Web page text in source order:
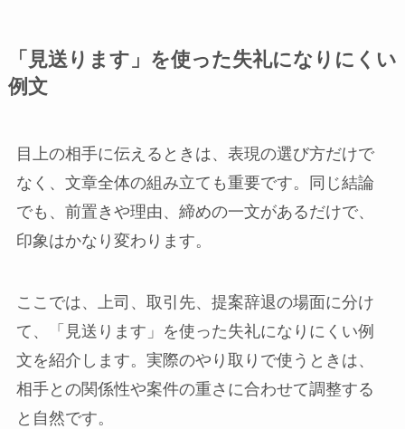
「見送ります」を使った失礼になりにくい
例文
目上の相手に伝えるときは、表現の選び方だけで
なく、文章全体の組み立ても重要です。同じ結論
でも、前置きや理由、締めの一文があるだけで、
印象はかなり変わります。
ここでは、上司、取引先、提案辞退の場面に分け
て、「見送ります」を使った失礼になりにくい例
文を紹介します。実際のやり取りで使うときは、
相手との関係性や案件の重さに合わせて調整する
と自然です。